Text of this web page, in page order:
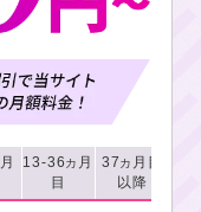
月
13-36カ 月
目
37カ 月目
以降